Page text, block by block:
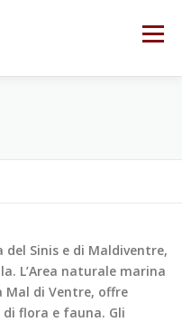
Menu
del Sinis e di Maldiventre,
L’Area naturale marina
Mal di Ventre, offre
di flora e fauna. Gli